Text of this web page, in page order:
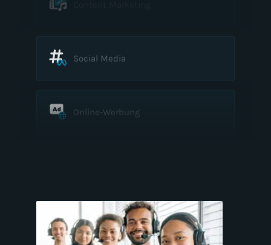
Branding und Corporate Design